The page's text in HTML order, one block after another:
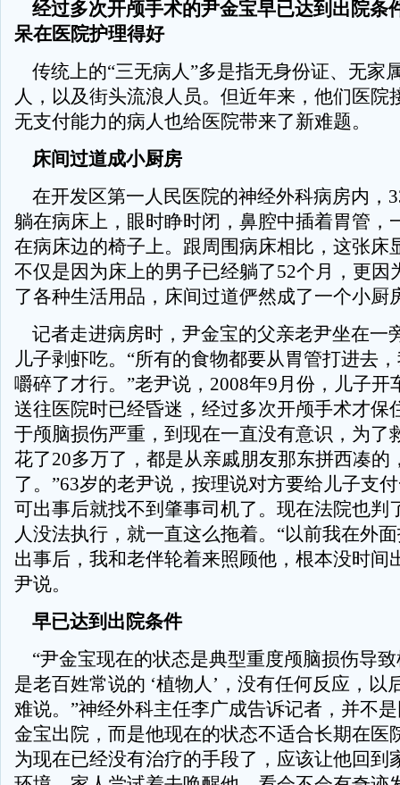
经过多次开颅手术的尹金宝早已达到出院条
呆在医院护理得好
传统上的“三无病人”多是指无身份证、无家
人，以及街头流浪人员。但近年来，他们医院
无支付能力的病人也给医院带来了新难题。
床间过道成小厨房
在开发区第一人民医院的神经外科病房内，
躺在病床上，眼时睁时闭，鼻腔中插着胃管，
在病床边的椅子上。跟周围病床相比，这张床
不仅是因为床上的男子已经躺了52个月，更因
了各种生活用品，床间过道俨然成了一个小厨
记者走进病房时，尹金宝的父亲老尹坐在一
儿子剥虾吃。“所有的食物都要从胃管打进去
嚼碎了才行。”老尹说，2008年9月份，儿子开
送往医院时已经昏迷，经过多次开颅手术才保
于颅脑损伤严重，到现在一直没有意识，为了
花了20多万了，都是从亲戚朋友那东拼西凑的
了。”63岁的老尹说，按理说对方要给儿子支
可出事后就找不到肇事司机了。现在法院也判
人没法执行，就一直这么拖着。“以前我在外
出事后，我和老伴轮着来照顾他，根本没时间
尹说。
早已达到出院条件
“尹金宝现在的状态是典型重度颅脑损伤导
是老百姓常说的 ‘植物人’，没有任何反应，以
难说。”神经外科主任李广成告诉记者，并不
金宝出院，而是他现在的状态不适合长期在医
为现在已经没有治疗的手段了，应该让他回到